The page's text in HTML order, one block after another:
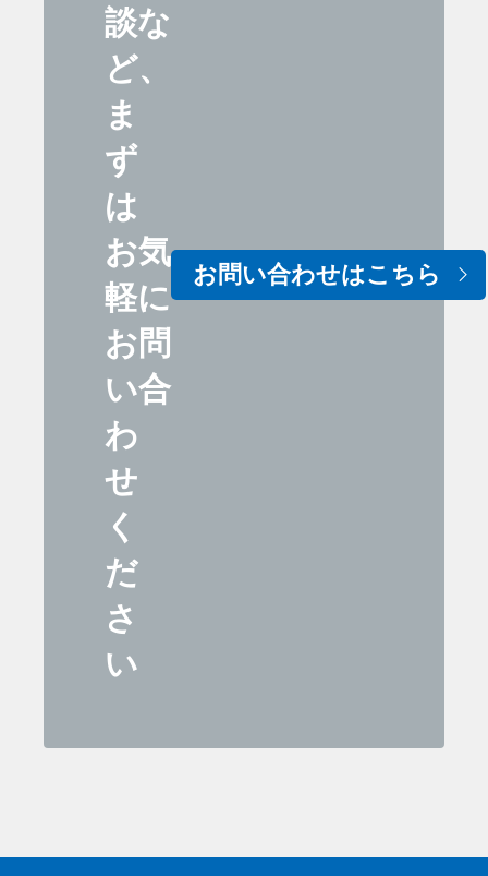
談な
ど、
ま
ず
は
お気
軽に
お問
い合
わ
せ
く
だ
さ
い
お問い合わせはこちら